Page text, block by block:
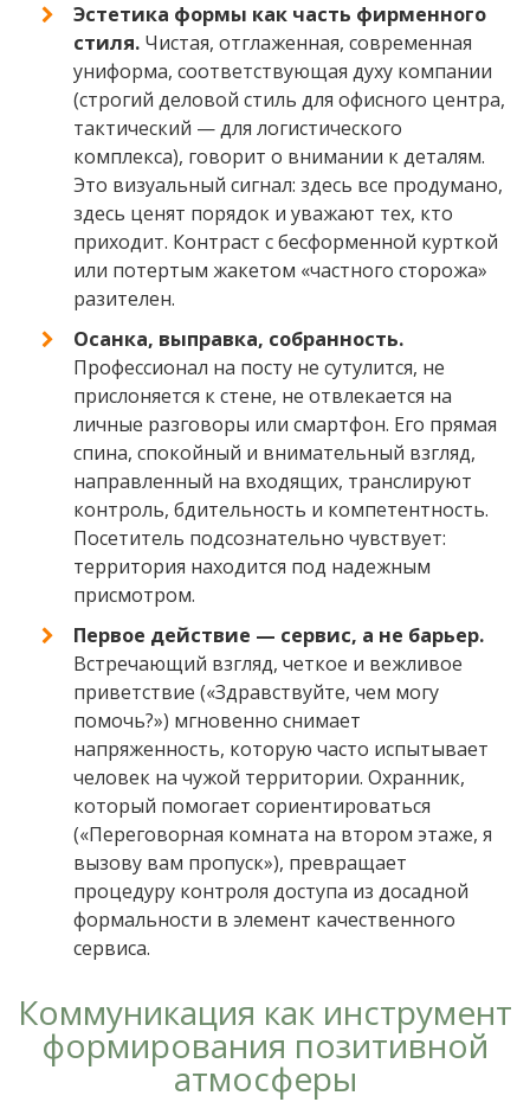
Эстетика формы как часть фирменного
стиля. Чистая, отглаженная, современная
униформа, соответствующая духу компании
(строгий деловой стиль для офисного центра,
тактический — для логистического
комплекса), говорит о внимании к деталям.
Это визуальный сигнал: здесь все продумано,
здесь ценят порядок и уважают тех, кто
приходит. Контраст с бесформенной курткой
или потертым жакетом «частного сторожа»
разителен.
Осанка, выправка, собранность.
Профессионал на посту не сутулится, не
прислоняется к стене, не отвлекается на
личные разговоры или смартфон. Его прямая
спина, спокойный и внимательный взгляд,
направленный на входящих, транслируют
контроль, бдительность и компетентность.
Посетитель подсознательно чувствует:
территория находится под надежным
присмотром.
Первое действие — сервис, а не барьер.
Встречающий взгляд, четкое и вежливое
приветствие («Здравствуйте, чем могу
помочь?») мгновенно снимает
напряженность, которую часто испытывает
человек на чужой территории. Охранник,
который помогает сориентироваться
(«Переговорная комната на втором этаже, я
вызову вам пропуск»), превращает
процедуру контроля доступа из досадной
формальности в элемент качественного
сервиса.
Коммуникация как инструмент
формирования позитивной
атмосферы